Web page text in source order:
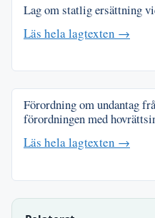
Lag om statlig ersättning
Läs hela lagtexten →
Förordning om undantag
förordningen med
Läs hela lagtexten →